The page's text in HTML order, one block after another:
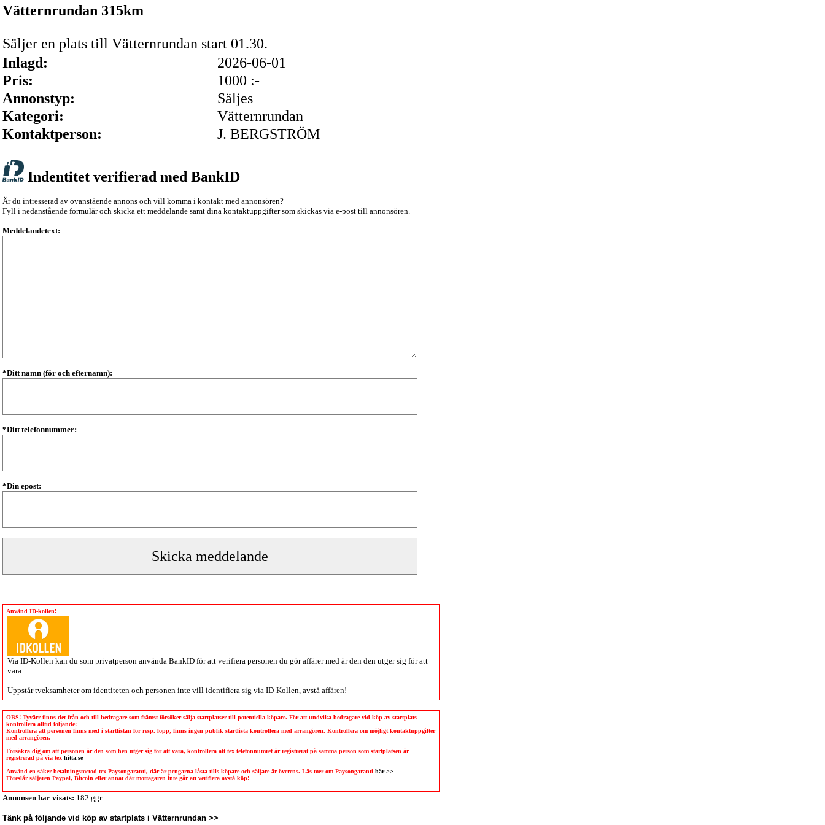
Vätternrundan 315km
Säljer en plats till Vätternrundan start 01.30.
Inlagd:
2026-06-01
Pris:
1000 :-
Annonstyp:
Säljes
Kategori:
Vätternrundan
Kontaktperson:
J. BERGSTRÖM
Indentitet verifierad med BankID
Är du intresserad av ovanstående annons och vill komma i kontakt med annonsören?
Fyll i nedanstående formulär och skicka ett meddelande samt dina kontaktuppgifter som skickas via e-post till annonsören.
Meddelandetext:
*Ditt namn (för och efternamn):
*Ditt telefonnummer:
*Din epost:
Använd ID-kollen!
Via ID-Kollen kan du som privatperson använda BankID för att verifiera personen du gör affärer med är den den utger sig för att
vara.
Uppstår tveksamheter om identiteten och personen inte vill identifiera sig via ID-Kollen , avstå affären!
OBS! Tyvärr finns det från och till bedragare som främst försöker sälja startplatser till potentiella köpare. För att undvika bedragare vid köp av startplats
kontrollera alltid följande:
Kontrollera att personen finns med i startlistan för resp. lopp, finns ingen publik startlista kontrollera med arrangören. Kontrollera om möjligt kontaktuppgifter
med arrangören.
Försäkra dig om att personen är den som hen utger sig för att vara, kontrollera att tex telefonnumret är registrerat på samma person som startplatsen är
registrerad på via tex hitta.se
Använd en säker betalningsmetod tex Paysongaranti, där är pengarna låsta tills köpare och säljare är överens. Läs mer om Paysongaranti här >>
Föreslår säljaren Paypal, Bitcoin eller annat där mottagaren inte går att verifiera avstå köp!
Annonsen har visats: 182 ggr
Tänk på följande vid köp av startplats i Vätternrundan >>